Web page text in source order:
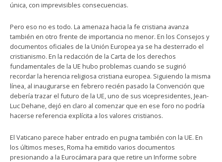
única, con imprevisibles consecuencias.
Pero eso no es todo. La amenaza hacia la fe cristiana avanza
también en otro frente de importancia no menor. En los Consejos y
documentos oficiales de la Unión Europea ya se ha desterrado el
cristianismo. En la redacción de la Carta de los derechos
fundamentales de la UE hubo problemas cuando se sugirió
recordar la herencia religiosa cristiana europea. Siguiendo la misma
línea, al inaugurarse en febrero recién pasado la Convención que
debería trazar el futuro de la UE, uno de sus vicepresidentes, Jean-
Luc Dehane, dejó en claro al comenzar que en ese foro no podría
hacerse referencia explícita a los valores cristianos.
El Vaticano parece haber entrado en pugna también con la UE. En
los últimos meses, Roma ha emitido varios documentos
presionando a la Eurocámara para que retire un Informe sobre